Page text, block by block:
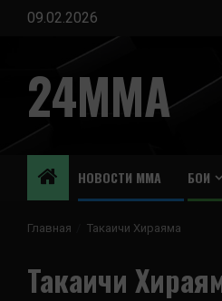
Перейти
содержимому
09.02.2026
24MMA
НОВОСТИ ММА БОИ
Главная Такаичи Хираяма
Такаичи